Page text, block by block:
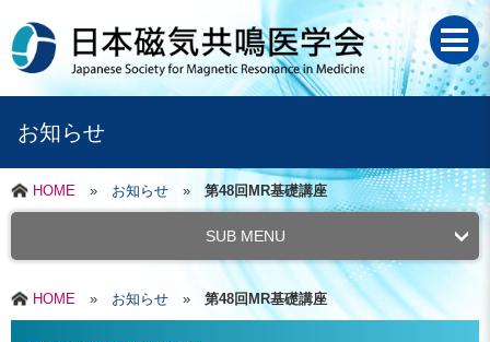
お知らせ
HOME » お知らせ » 第48回MR基礎講座
SUB MENU
HOME » お知らせ » 第48回MR基礎講座